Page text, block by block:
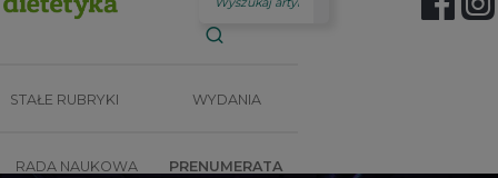
STAŁE RUBRYKI WYDANIA
RADA NAUKOWA PRENUMERATA